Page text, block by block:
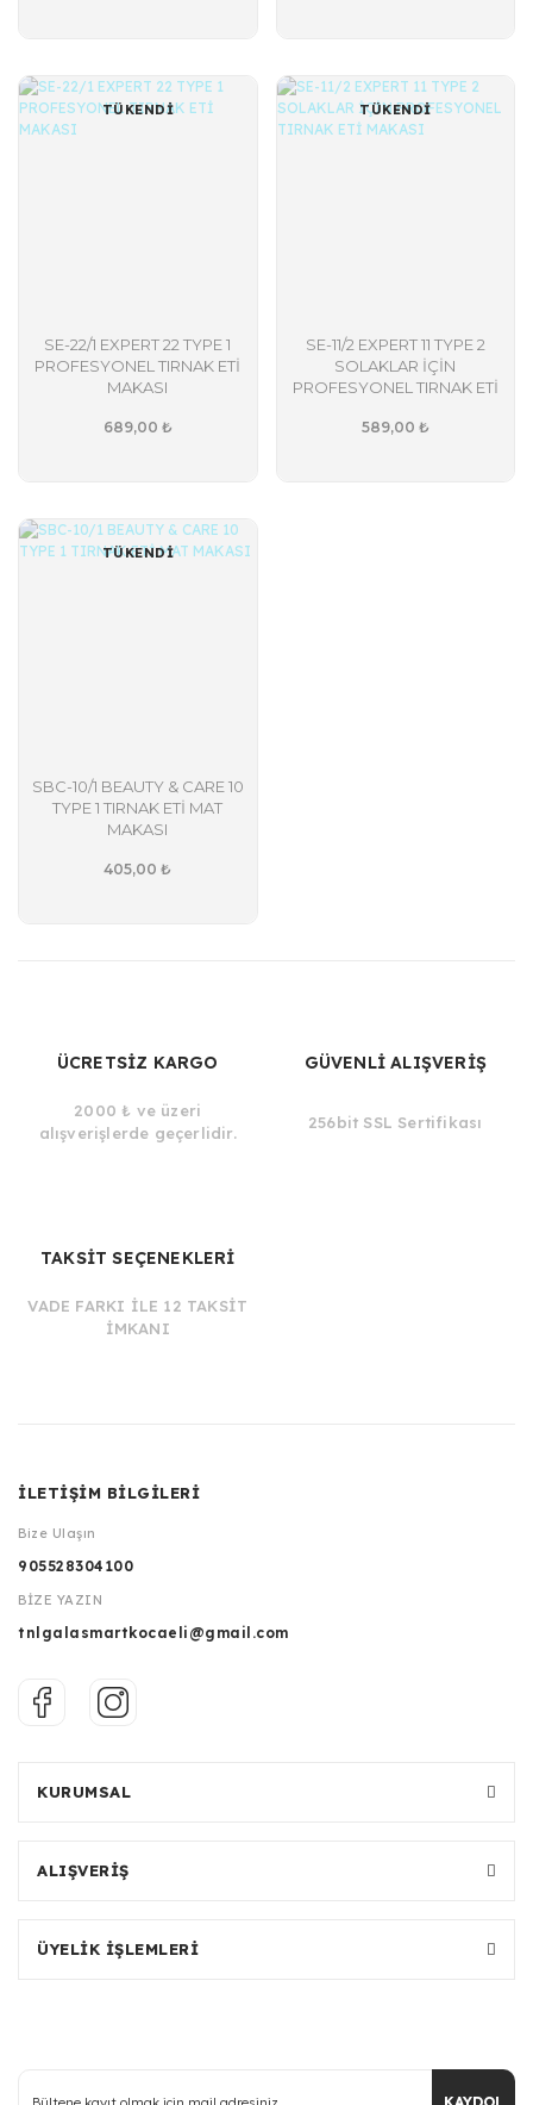
TÜKENDİ
SE-22/1 EXPERT 22 TYPE 1
PROFESYONEL TIRNAK ETİ
MAKASI
689,00 ₺
TÜKENDİ
SE-11/2 EXPERT 11 TYPE 2
SOLAKLAR İÇİN
PROFESYONEL TIRNAK ETİ
589,00 ₺
TÜKENDİ
SBC-10/1 BEAUTY & CARE 10
TYPE 1 TIRNAK ETİ MAT
MAKASI
405,00 ₺
ÜCRETSİZ KARGO
2000 ₺ ve üzeri
alışverişlerde geçerlidir.
GÜVENLİ ALIŞVERİŞ
256bit SSL Sertifikası
TAKSİT SEÇENEKLERİ
VADE FARKI İLE 12 TAKSİT
İMKANI
İLETİŞİM BİLGİLERİ
Bize Ulaşın
905528304100
BİZE YAZIN
tnlgalasmartkocaeli@gmail.com
KURUMSAL
ALIŞVERİŞ
ÜYELİK İŞLEMLERİ